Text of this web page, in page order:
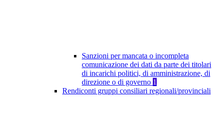
Sanzioni per mancata o incompleta
comunicazione dei dati da parte dei titolari
di incarichi politici, di amministrazione, di
direzione o di governo 1
Rendiconti gruppi consiliari regionali/provinciali